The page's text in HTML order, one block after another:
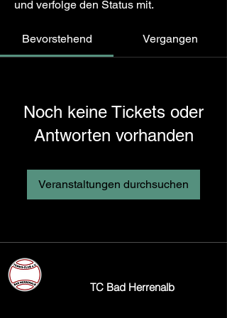
und verfolge den Status mit.
Bevorstehend Vergangen
Noch keine Tickets oder
Antworten vorhanden
Veranstaltungen durchsuchen
TC Bad Herrenalb